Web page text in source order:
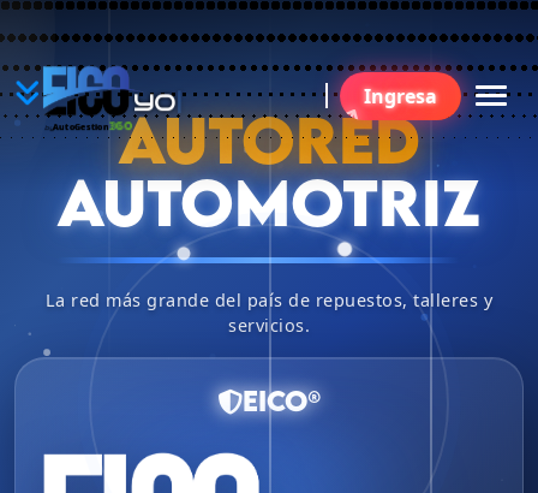
YO
B
AutoGestion 360
Ingresa
AUTORED
AUTOMOTRIZ
La red más grande del país de repuestos, talleres y
servicios.
EICO®